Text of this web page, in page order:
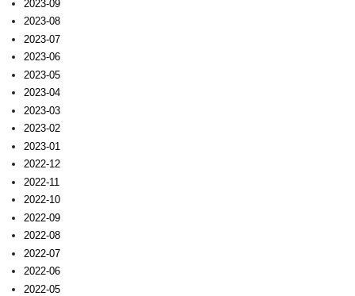
2023-09
2023-08
2023-07
2023-06
2023-05
2023-04
2023-03
2023-02
2023-01
2022-12
2022-11
2022-10
2022-09
2022-08
2022-07
2022-06
2022-05